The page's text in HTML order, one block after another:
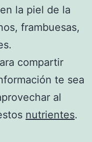
la piel de la
frambuesas,
compartir
te sea
al
nutrientes.